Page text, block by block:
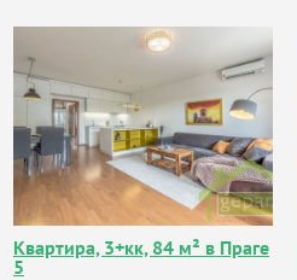
Квартира, 3+кк, 84 м² в Праге
5